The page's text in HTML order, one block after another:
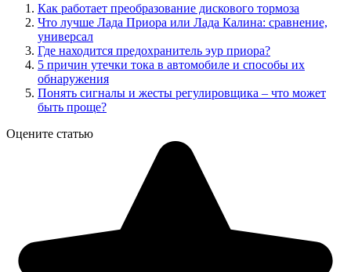
Как работает преобразование дискового тормоза
Что лучше Лада Приора или Лада Калина: сравнение,
универсал
Где находится предохранитель эур приора?
5 причин утечки тока в автомобиле и способы их
обнаружения
Понять сигналы и жесты регулировщика – что может
быть проще?
Оцените статью